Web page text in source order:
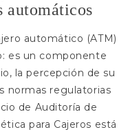
automáticos
automático (ATM)
es un componente
la percepción de su
normas regulatorias
de Auditoría de
para Cajeros está